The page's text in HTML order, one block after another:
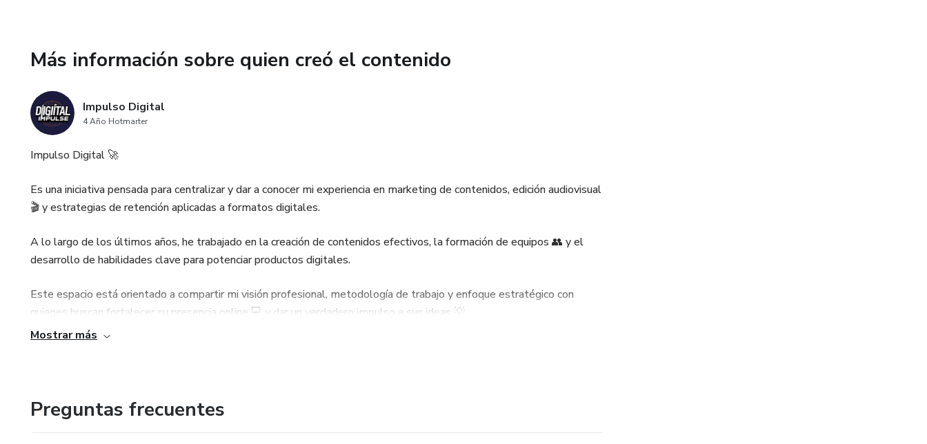
-Seguimiento de pensamientos y comportamientos negativos
Podés usarlo en tu tablet como un planificador digital interactivo o imprimirlo y armar tu
propio diario físico. Es tu herramienta personalizable para sentirte acompañada,
💬 Este diario es para vos si:
✔ Sentís ansiedad frecuente o estás en proceso terapéutico.
Más información sobre quien creó el contenido
Impulso Digital
4 Año Hotmarter
Impulso Digital 🚀
Es una iniciativa pensada para centralizar y dar a conocer mi experiencia en marketing de contenidos, edición audiovisual
🎬 y estrategias de retención aplicadas a formatos digitales.
A lo largo de los últimos años, he trabajado en la creación de contenidos efectivos, la formación de equipos 👥 y el
desarrollo de habilidades clave para potenciar productos digitales.
Este espacio está orientado a compartir mi visión profesional, metodología de trabajo y enfoque estratégico con
quienes buscan fortalecer su presencia online 💻 y dar un verdadero impulso a sus ideas 💡.
Mostrar más
Preguntas frecuentes